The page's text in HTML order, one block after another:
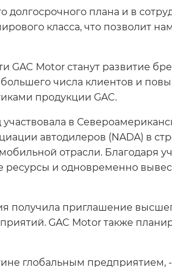
плана и в
класса, что позволит
Motor станут развитие
числа клиентов и
продукции GAC.
в
автодилеров (NADA) в
отрасли. Благодаря
ресурсы и одновременно
получила приглашение
GAC Motor также
глобальным